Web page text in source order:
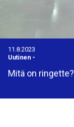
11.8.2023
Uutinen -
Mitä on ringette?